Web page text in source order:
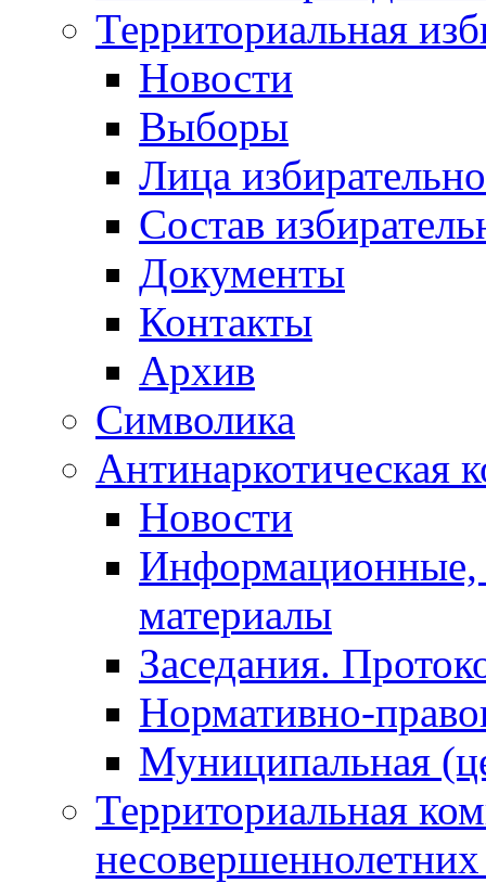
Территориальная
Новости
Выборы
Лица
Состав
Документы
Контакты
Архив
Символика
Антинаркотическая
Новости
Информационные,
материалы
Заседания.
Нормативно-
Муниципальная
Территориальная